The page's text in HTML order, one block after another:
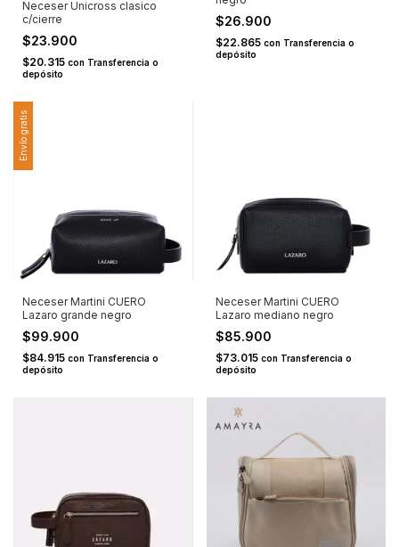
Neceser Unicross clasico
c/cierre
$23.900
$20.315 con Transferencia o
depósito
$26.900
$22.865 con Transferencia o
depósito
Envío gratis
Neceser Martini CUERO
Lazaro grande negro
$99.900
$84.915 con Transferencia o
depósito
Neceser Martini CUERO
Lazaro mediano negro
$85.900
$73.015 con Transferencia o
depósito